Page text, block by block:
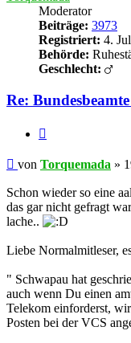
Moderator
Beiträge: 3973
Registriert: 4.
Behörde:
Geschlecht:
Re:
Beitrag
von Torquemada »
Schon wieder so eine
das gar nicht gefragt
lache..
Liebe Normalmitleser,
" Schwapau hat
auch wenn Du einen
Telekom einforderst,
Posten bei der VCS